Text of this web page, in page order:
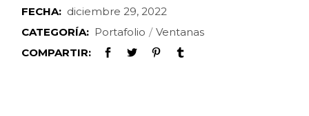
FECHA: diciembre 29, 2022
CATEGORÍA: Portafolio
Ventanas
COMPARTIR: